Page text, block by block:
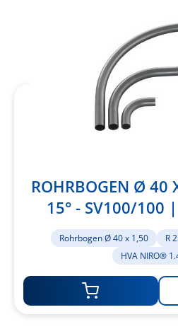
ROHRBOGEN Ø 40
15° - SV100/100
Rohrbogen Ø 40 x 1,50
R
HVA NIRO®